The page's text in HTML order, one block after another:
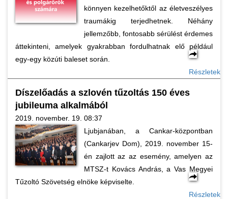
könnyen kezelhetőktől az életveszélyes
traumákig terjedhetnek. Néhány
jellemzőbb, fontosabb sérülést érdemes
áttekinteni, amelyek gyakrabban fordulhatnak elő például
egy-egy közúti baleset során.
Részletek
Díszelőadás a szlovén tűzoltás 150 éves
jubileuma alkalmából
2019. november. 19. 08:37
Ljubjanában, a Cankar-központban
(Cankarjev Dom), 2019. november 15-
én zajlott az az esemény, amelyen az
MTSZ-t Kovács András, a Vas Megyei
Tűzoltó Szövetség elnöke képviselte.
Részletek